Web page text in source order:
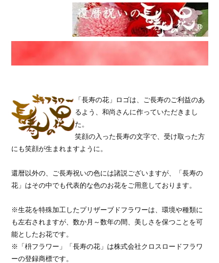
「長寿の花」ロゴは、ご長寿のご利益のあ
るよう、和尚さんに作っていただきまし
た。
笑顔の入った長寿の文字で、受け取った方
にも笑顔が生まれますように。
還暦以外の、ご長寿祝いの色には諸説ございますが、「長寿の
花」はその中でも代表的な色のお花をご用意しております。
※生花を特殊加工したプリザーブドフラワーは、環境や種類に
も左右されますが、数か月～数年の間、美しさを保つことを可
能としたお花です。
※「枡フラワー」「長寿の花」は株式会社クロスロードフラワ
ーの登録商標です。